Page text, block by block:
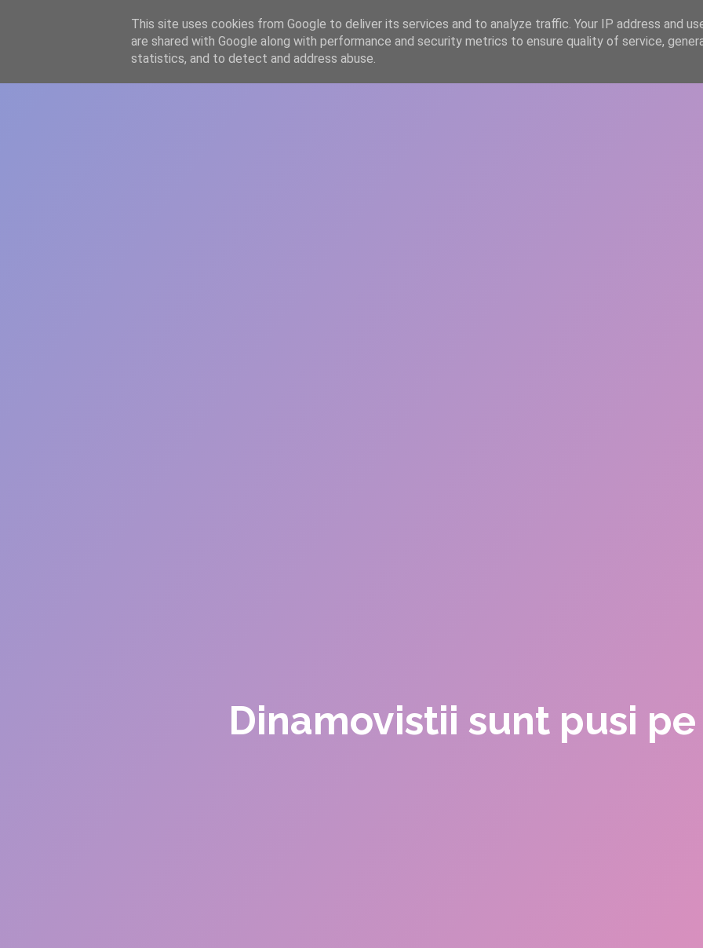
WWW.GAZISTI.RO HOME ARTICOLE DESPRE ECHIPĂ
Dinamovistii sunt pusi
This site uses cookies from Google to deliver its services and to analyze traffic. Your IP address and
are shared with Google along with performance and security metrics to ensure quality of service,
statistics, and to detect and address abuse.